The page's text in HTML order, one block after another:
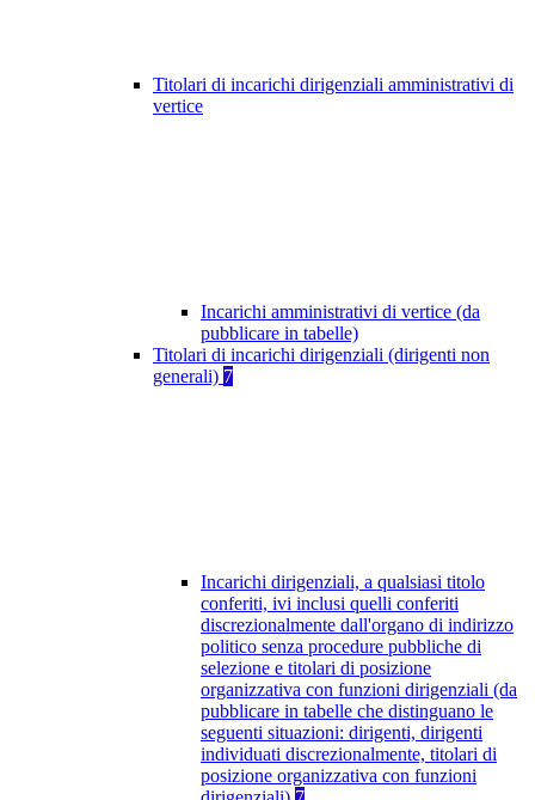
Titolari di incarichi dirigenziali amministrativi di
vertice
Incarichi amministrativi di vertice (da
pubblicare in tabelle)
Titolari di incarichi dirigenziali (dirigenti non
generali) 7
Incarichi dirigenziali, a qualsiasi titolo
conferiti, ivi inclusi quelli conferiti
discrezionalmente dall'organo di indirizzo
politico senza procedure pubbliche di
selezione e titolari di posizione
organizzativa con funzioni dirigenziali (da
pubblicare in tabelle che distinguano le
seguenti situazioni: dirigenti, dirigenti
individuati discrezionalmente, titolari di
posizione organizzativa con funzioni